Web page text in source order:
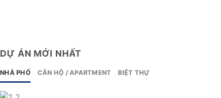
DỰ ÁN MỚI NHẤT
NHÀ PHỐ CĂN HỘ / APARTMENT BIỆT THỰ